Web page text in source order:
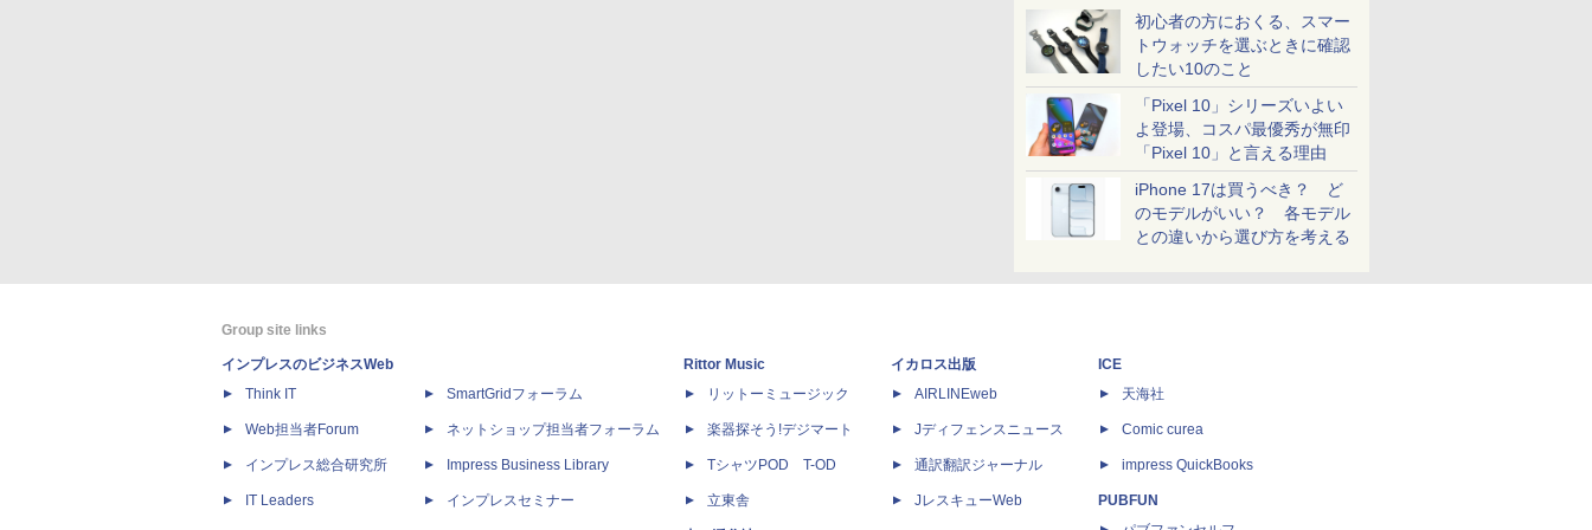
初心者の方におくる、スマー
トウォッチを選ぶときに確認
したい10のこと
「Pixel 10」シリーズいよい
よ登場、コスパ最優秀が無印
「Pixel 10」と言える理由
iPhone 17は買うべき？ ど
のモデルがいい？ 各モデル
との違いから選び方を考える
Group site links
インプレスのビジネスWeb
Think IT
Web担当者Forum
インプレス総合研究所
IT Leaders
SmartGridフォーラム
ネットショップ担当者フォーラム
Impress Business Library
インプレスセミナー
Rittor Music
リットーミュージック
楽器探そう!デジマート
TシャツPOD T-OD
立東舎
イカロス出版
AIRLINEweb
Jディフェンスニュース
通訳翻訳ジャーナル
JレスキューWeb
ICE
天海社
Comic curea
impress QuickBooks
PUBFUN